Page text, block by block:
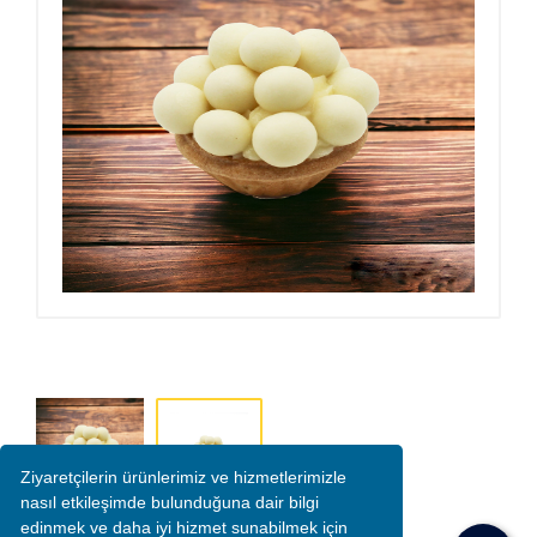
Ziyaretçilerin ürünlerimiz ve hizmetlerimizle
nasıl etkileşimde bulunduğuna dair bilgi
edinmek ve daha iyi hizmet sunabilmek için